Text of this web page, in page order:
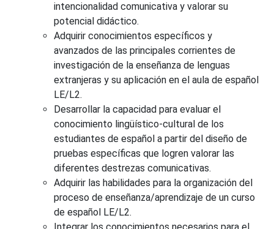
intencionalidad comunicativa y valorar su
potencial didáctico.
Adquirir conocimientos específicos y
avanzados de las principales corrientes de
investigación de la enseñanza de lenguas
extranjeras y su aplicación en el aula de español
LE/L2.
Desarrollar la capacidad para evaluar el
conocimiento lingüístico-cultural de los
estudiantes de español a partir del diseño de
pruebas específicas que logren valorar las
diferentes destrezas comunicativas.
Adquirir las habilidades para la organización del
proceso de enseñanza/aprendizaje de un curso
de español LE/L2.